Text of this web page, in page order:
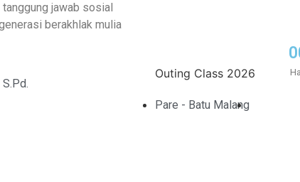
jawab sosial
berakhlak mulia
Outing Class 2026
Pare - Batu Malang
0